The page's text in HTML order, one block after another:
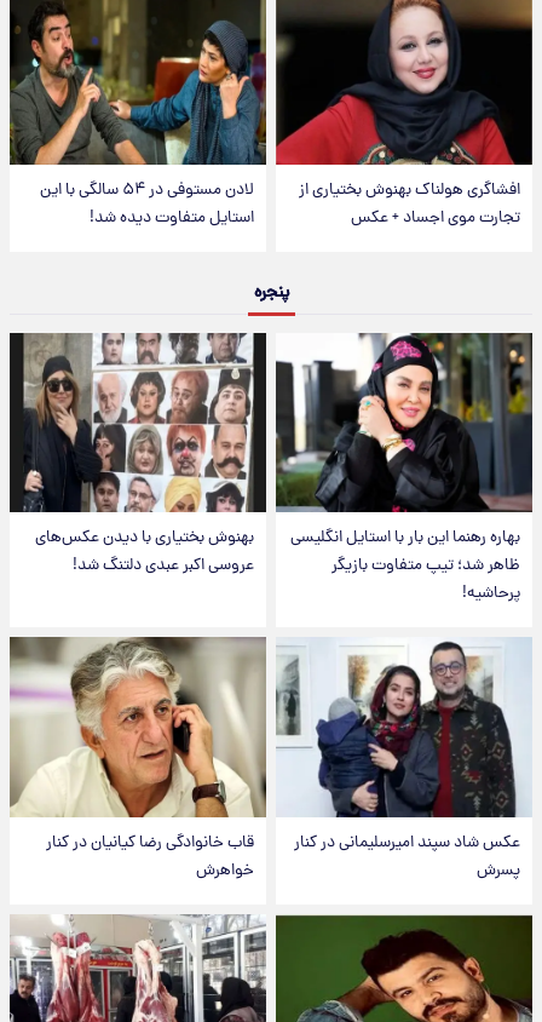
افشاگری هولناک بهنوش بختیاری از
تجارت موی اجساد + عکس
لادن مستوفی در ۵۴ سالگی با این
استایل متفاوت دیده شد!
پنجره
بهاره رهنما این بار با استایل انگلیسی
ظاهر شد؛ تیپ متفاوت بازیگر
پرحاشیه!
بهنوش بختیاری با دیدن عکس‌های
عروسی اکبر عبدی دلتنگ شد!
عکس شاد سپند امیرسلیمانی در کنار
پسرش
قاب خانوادگی رضا کیانیان در کنار
خواهرش